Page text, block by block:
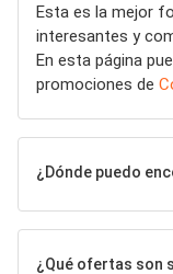
Esta es la mejor
interesantes y
En esta página
promociones de
¿Dónde puedo
¿Qué ofertas son